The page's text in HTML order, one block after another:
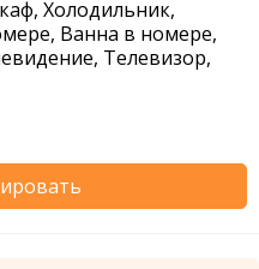
Холодильник,
Ванна в номере,
Телевизор,